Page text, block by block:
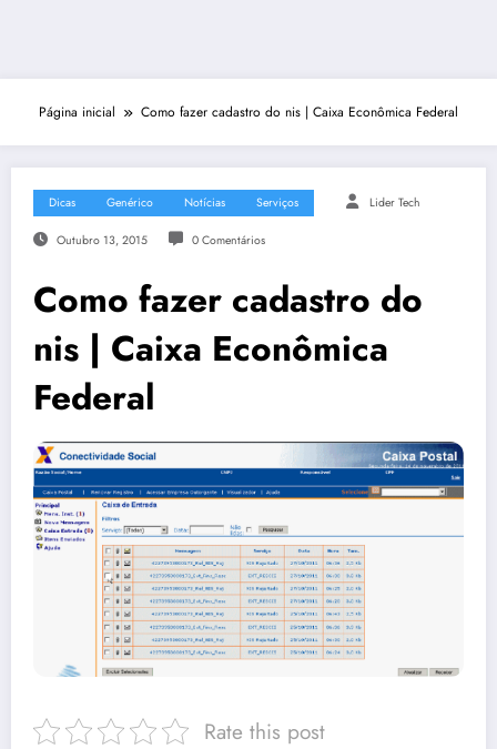
Página inicial Como fazer cadastro do nis | Caixa Econômica Federal
Dicas Genérico Notícias Serviços Lider Tech
Outubro 13, 2015 0 Comentários
Como fazer cadastro do
nis | Caixa Econômica
Federal
Rate this post